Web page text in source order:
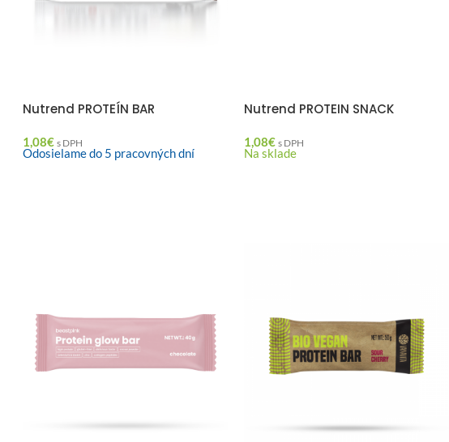
Nutrend PROTEÍN BAR
1,08€ s DPH
Odosielame do 5 pracovných dní
Nutrend PROTEIN SNACK
1,08€ s DPH
Na sklade